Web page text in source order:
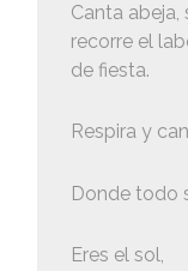
Canta abeja,
recorre el
de fiesta.
Respira y
Donde todo
Eres el sol,